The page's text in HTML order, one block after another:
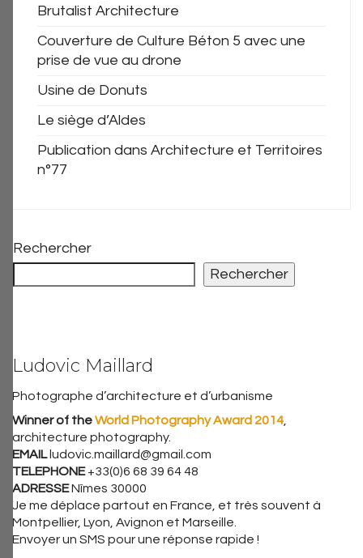
Brutalist Architecture
Couverture de Culture Béton 5 avec une
prise de vue au drone
Usine de Donuts
Le siège d’Aldes
Publication dans Architecture et Territoires
n°77
Rechercher
Rechercher
Ludovic Maillard
Photographe d’architecture et d’urbanisme
Winner of theWorld Photography Award 2014,
architecture photography.
EMAIL ludovic.maillard@gmail.com
TELEPHONE+33(0)6 68 39 64 48
ADRESSENîmes 30000
Je me déplace partout en France, et très souvent à
Montpellier, Lyon, Avignon et Marseille.
Envoyer un SMS pour une réponse rapide !